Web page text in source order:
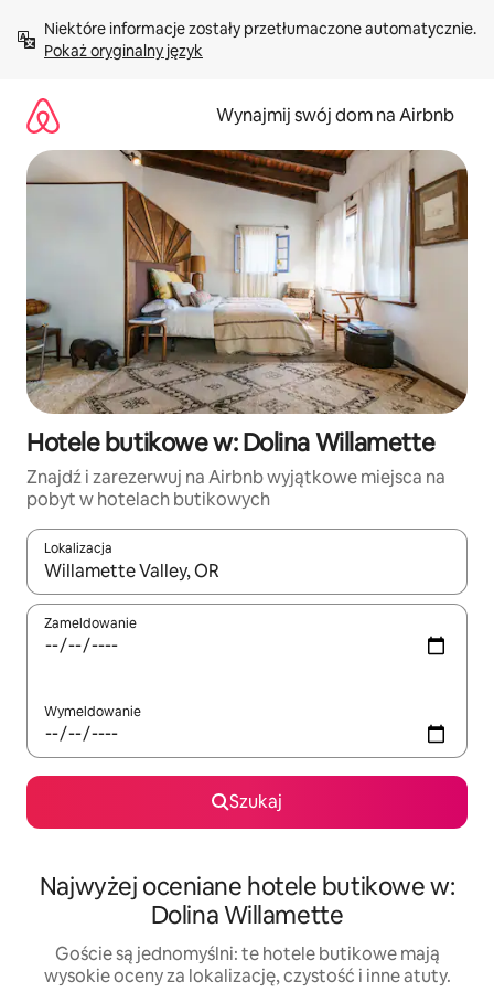
treści Pokaż oryginalny język
Wynajmij swój dom na Airbnb
Hotele butikowe w: Dolina Willamette
Znajdź i zarezerwuj na Airbnb wyjątkowe miejsca na
pobyt w hotelach butikowych
Lokalizacja
Gdy wyniki będą dostępne, możesz poruszać się po nich za
Zameldowanie
Wymeldowanie
Szukaj
Najwyżej oceniane hotele butikowe w:
Dolina Willamette
Goście są jednomyślni: te hotele butikowe mają
wysokie oceny za lokalizację, czystość i inne atuty.